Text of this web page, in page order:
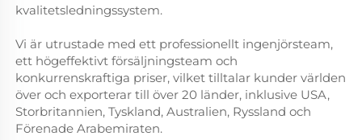
kvalitetsledningssystem.
Vi är utrustade med ett professionellt ingenjörsteam,
ett högeffektivt försäljningsteam och
konkurrenskraftiga priser, vilket tilltalar kunder världen
över och exporterar till över 20 länder, inklusive USA,
Storbritannien, Tyskland, Australien, Ryssland och
Förenade Arabemiraten.